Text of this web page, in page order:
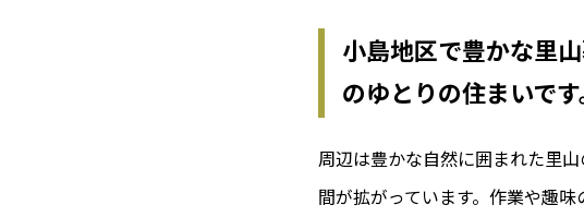
小島地区で豊かな里
のゆとりの住まいです
周辺は豊かな自然に囲まれた里
間が拡がっています。作業や趣